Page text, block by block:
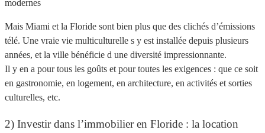
modernes
Mais Miami et la Floride sont bien plus que des clichés d’émissions
télé. Une vraie vie multiculturelle s y est installée depuis plusieurs
années, et la ville bénéficie d une diversité impressionnante.
Il y en a pour tous les goûts et pour toutes les exigences : que ce soit
en gastronomie, en logement, en architecture, en activités et sorties
culturelles, etc.
2) Investir dans l’immobilier en Floride : la location